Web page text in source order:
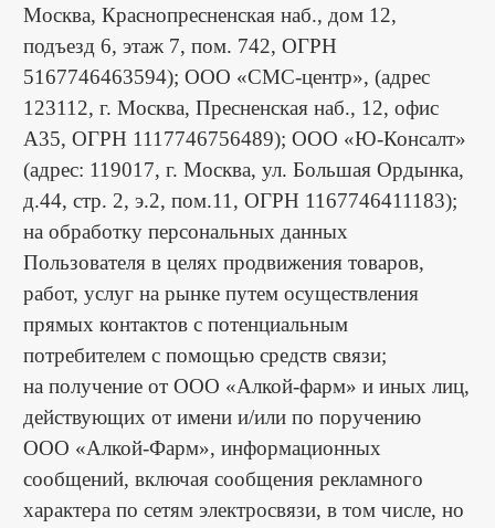
Москва, Краснопресненская наб., дом 12,
подъезд 6, этаж 7, пом. 742, ОГРН
5167746463594); ООО «СМС-центр», (адрес
123112, г. Москва, Пресненская наб., 12, офис
А35, ОГРН 1117746756489); ООО «Ю-Консалт»
(адрес: 119017, г. Москва, ул. Большая Ордынка,
д.44, стр. 2, э.2, пом.11, ОГРН 1167746411183);
на обработку персональных данных
Пользователя в целях продвижения товаров,
работ, услуг на рынке путем осуществления
прямых контактов с потенциальным
потребителем с помощью средств связи;
на получение от ООО «Алкой-фарм» и иных лиц,
действующих от имени и/или по поручению
ООО «Алкой-Фарм», информационных
сообщений, включая сообщения рекламного
характера по сетям электросвязи, в том числе, но